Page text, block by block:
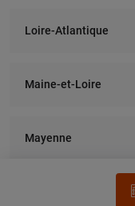
Loire-Atlantique
Maine-et-Loire
Mayenne